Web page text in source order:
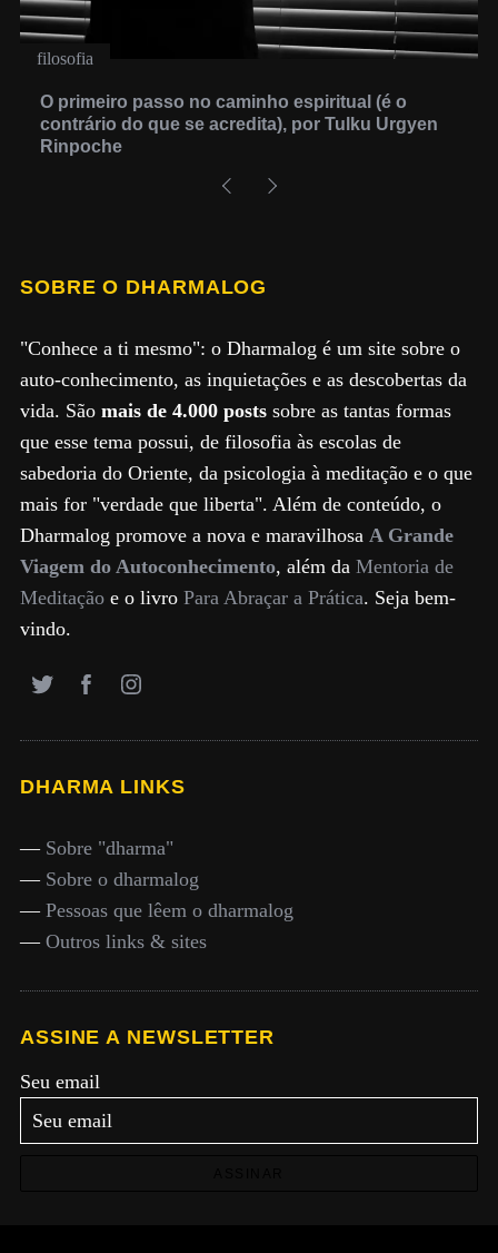
filosofia
O primeiro passo no caminho espiritual (é o
contrário do que se acredita), por Tulku Urgyen
Rinpoche
SOBRE O DHARMALOG
"Conhece a ti mesmo": o Dharmalog é um site sobre o
auto-conhecimento, as inquietações e as descobertas da
vida. São mais de 4.000 postssobre as tantas formas
que esse tema possui, de filosofia às escolas de
sabedoria do Oriente, da psicologia à meditação e o que
mais for "verdade que liberta". Além de conteúdo, o
Dharmalog promove a nova e maravilhosa A Grande
Viagem do Autoconhecimento, além da Mentoria de
Meditaçãoe o livro Para Abraçar a Prática. Seja bem-
vindo.
DHARMA LINKS
— Sobre "dharma"
— Sobre o dharmalog
— Pessoas que lêem o dharmalog
— Outros links & sites
ASSINE A NEWSLETTER
Seu email